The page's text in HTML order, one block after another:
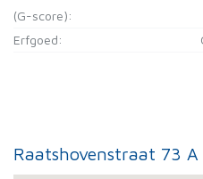
(G-score):
Erfgoed:
Raatshovenstraat 73